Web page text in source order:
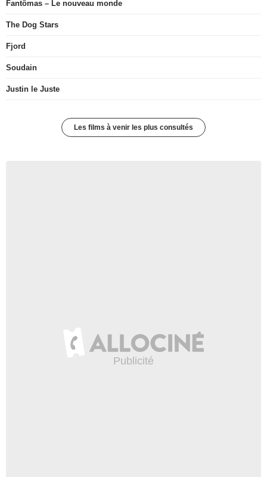
Fantômas – Le nouveau monde
The Dog Stars
Fjord
Soudain
Justin le Juste
Les films à venir les plus consultés